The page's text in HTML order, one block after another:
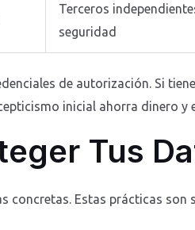
Terceros
seguridad
de autorización. Si
inicial ahorra dinero y
Tus
concretas. Estas prácticas son